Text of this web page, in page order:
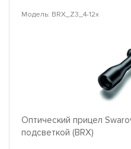
Модель: BRX_Z3_4-12x
Оптический прицел
подсветкой (BRX)